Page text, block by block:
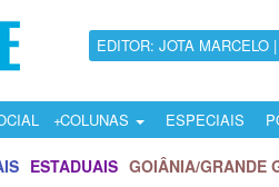
EDITOR: JOTA
COLUNAS ESPECIAIS
ESTADUAIS GOIÂNIA/GRANDE